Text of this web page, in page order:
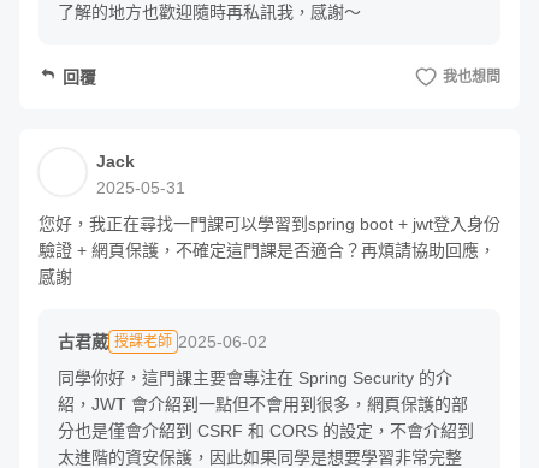
看過 Spring Security 的相關教材，但不了解實際要如
能夠使用 Spring Security，為 Spring Boot 程式添加帳
號登入和權限管理的功能
能夠使用 Spring Security 串接 Google、Line 以及
Facebook，實作第三方登入
了解什麼是 OAuth 2.0、JWT、CSRF 以及 CORS
了解的地方也歡迎隨時再私訊我，感謝～
回覆 我也想問
Jack
2025-05-31
您好，我正在尋找一門課可以學習到spring boot + jwt登入身份
驗證 + 網頁保護，不確定這門課是否適合？再煩請協助回應，
感謝
古君葳 授課老師 2025-06-02
同學你好，這門課主要會專注在 Spring Security 的介
紹，JWT 會介紹到一點但不會用到很多，網頁保護的部
分也是僅會介紹到 CSRF 和 CORS 的設定，不會介紹到
太進階的資安保護，因此如果同學是想要學習非常完整